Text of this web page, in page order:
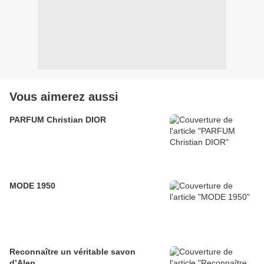
Vous aimerez aussi
PARFUM Christian DIOR
MODE 1950
Reconnaître un véritable savon